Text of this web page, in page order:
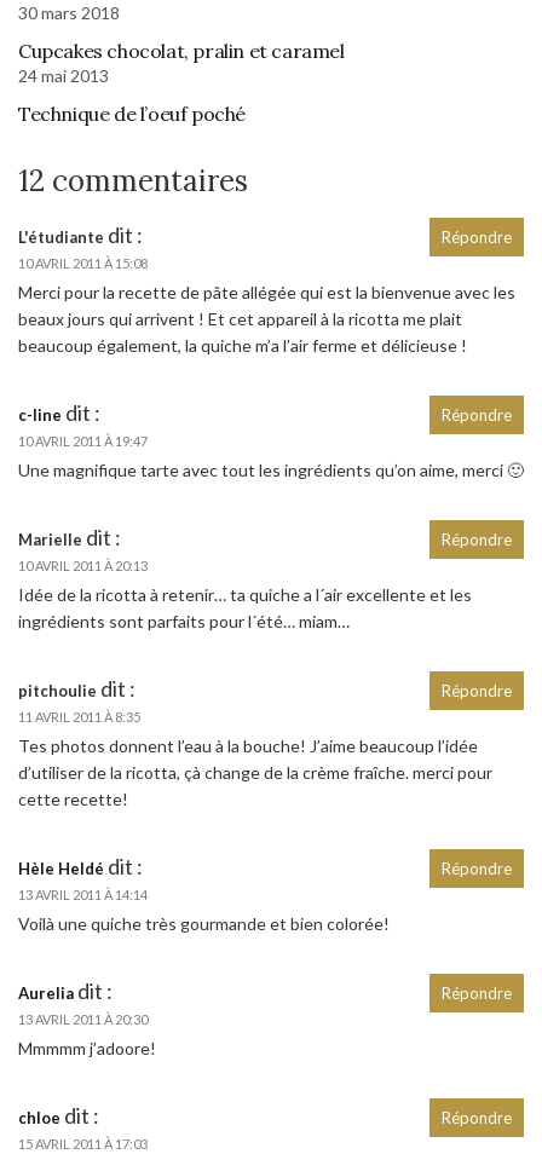
30 mars 2018
Cupcakes chocolat, pralin et caramel
24 mai 2013
Technique de l’oeuf poché
12 commentaires
L'étudiante dit :
10 AVRIL 2011 À 15:08
Merci pour la recette de pâte allégée qui est la bienvenue avec les
beaux jours qui arrivent ! Et cet appareil à la ricotta me plait
beaucoup également, la quiche m’a l’air ferme et délicieuse !
Répondre
c-line dit :
10 AVRIL 2011 À 19:47
Une magnifique tarte avec tout les ingrédients qu’on aime, merci 🙂
Répondre
Marielle dit :
10 AVRIL 2011 À 20:13
Idée de la ricotta à retenir… ta quiche a l´air excellente et les
ingrédients sont parfaits pour l´été… miam…
Répondre
pitchoulie dit :
11 AVRIL 2011 À 8:35
Tes photos donnent l’eau à la bouche! J’aime beaucoup l’idée
d’utiliser de la ricotta, çà change de la crème fraîche. merci pour
cette recette!
Répondre
Hèle Heldé dit :
13 AVRIL 2011 À 14:14
Voilà une quiche très gourmande et bien colorée!
Répondre
Aurelia dit :
13 AVRIL 2011 À 20:30
Mmmmm j’adoore!
Répondre
chloe dit :
15 AVRIL 2011 À 17:03
Répondre